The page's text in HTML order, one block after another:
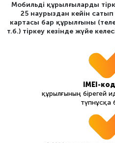
Мобильді құрылғыларды
25 наурыздан кейін сатып
картасы бар құрылғыны
т.б.) тіркеу кезінде жүйе
IMEI-
құрылғының бірегей
түпнұсқа